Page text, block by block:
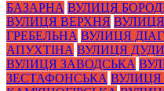
БАЗАРНА ВУЛИЦЯ
ВУЛИЦЯ ВЕРХНЯ ВУЛИЦЯ
ГРЕБЕЛЬНА ВУЛИЦЯ
АПУХТІНА ВУЛИЦЯ
ВУЛИЦЯ ЗАВОДСЬКА
ЗЕСТАФОНСЬКА ВУЛИЦЯ